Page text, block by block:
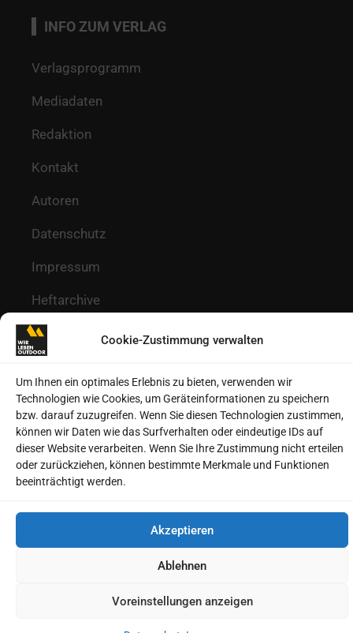
Cookie-Zustimmung verwalten
Um Ihnen ein optimales Erlebnis zu bieten, verwenden wir
Technologien wie Cookies, um Geräteinformationen zu speichern
bzw. darauf zuzugreifen. Wenn Sie diesen Technologien zustimmen,
können wir Daten wie das Surfverhalten oder eindeutige IDs auf
dieser Website verarbeiten. Wenn Sie Ihre Zustimmung nicht erteilen
oder zurückziehen, können bestimmte Merkmale und Funktionen
beeinträchtigt werden.
Akzeptieren
Ablehnen
Voreinstellungen anzeigen
INFO ZUM VERLAG
Verlagsprogramm
Mediadaten
Redaktion
Kontakt
Autoren
Datenschutz
Impressum
Heftarchive
Cookie-Richtlinie (EU)
© 2026 MSV Medien Baden-Baden GmbH